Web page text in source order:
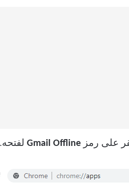
على رمز Gmail Offline لفتحه.